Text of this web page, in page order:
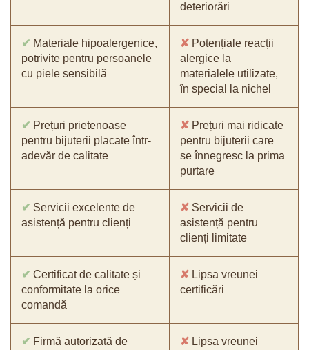
deteriorări
✔ Materiale hipoalergenice,
potrivite pentru persoanele
cu piele sensibilă
✘ Potențiale reacții
alergice la
materialele utilizate,
în special la nichel
✔ Prețuri prietenoase
pentru bijuterii placate într-
adevăr de calitate
✘ Prețuri mai ridicate
pentru bijuterii care
se înnegresc la prima
purtare
✔ Servicii excelente de
asistență pentru clienți
✘ Servicii de
asistență pentru
clienți limitate
✔ Certificat de calitate și
conformitate la orice
comandă
✘ Lipsa vreunei
certificări
✔ Firmă autorizată de
✘ Lipsa vreunei